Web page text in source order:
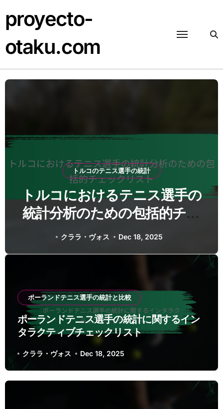
to
content
proyecto-
otaku.com
トルコのテニス選手の統計
トルコにおけるテニス選手の
統計分析のための包括的チェ
ックリスト
クララ・ヴォス Dec 18, 2025
ポーランドテニス選手の統計と比較
ポーランドテニス選手の統計に関するイン
タラクティブチェックリスト
クララ・ヴォス Dec 18, 2025